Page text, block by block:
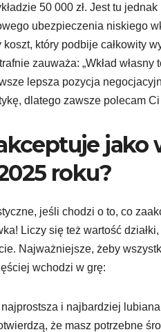
50 000 zł. Jest tu
ubezpieczenia niskiego
który podbije całkowity
zauważa: „Wkład
lepsza pozycja
dlatego zawsze polecam
jako
roku?
jeśli chodzi o to, co
Liczy się też wartość
Najważniejsze, żeby
wchodzi w grę:
i najbardziej
że masz potrzebne